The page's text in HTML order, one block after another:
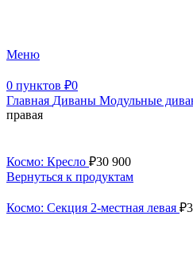
Меню
0 пунктов ₽0
Главная Диваны Модульные
правая
Космо: Кресло ₽30 900
Вернуться к продуктам
Космо: Секция 2-местная левая ₽